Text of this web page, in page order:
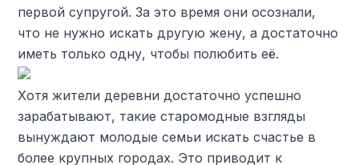
первой супругой. За это время они осознали,
что не нужно искать другую жену, а достаточно
иметь только одну, чтобы полюбить её.
Хотя жители деревни достаточно успешно
зарабатывают, такие старомодные взгляды
вынуждают молодые семьи искать счастье в
более крупных городах. Это приводит к